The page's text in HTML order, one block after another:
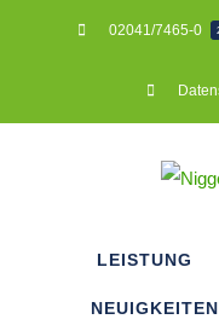
02041/7465-0
LEISTUNG
NEUIGKEITEN